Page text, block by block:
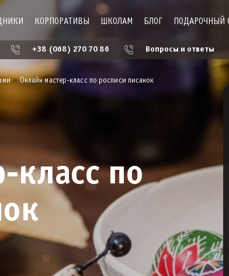
КОРПОРАТИВЫ ШКОЛАМ БЛОГ ПОДАРОЧНЫЙ
+38 (068) 270 70 86 Вопросы и ответы
>Онлайн мастер-класс по росписи писанок
класс по